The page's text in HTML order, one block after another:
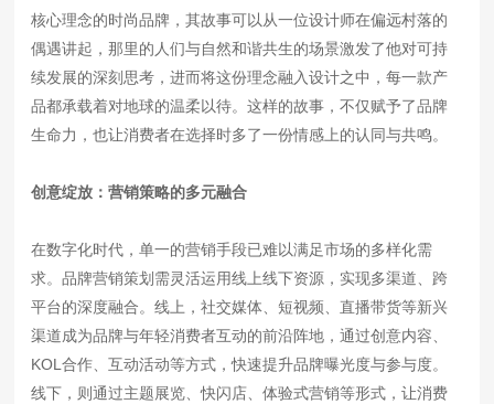
核心理念的时尚品牌，其故事可以从一位设计师在偏远村落的
偶遇讲起，那里的人们与自然和谐共生的场景激发了他对可持
续发展的深刻思考，进而将这份理念融入设计之中，每一款产
品都承载着对地球的温柔以待。这样的故事，不仅赋予了品牌
生命力，也让消费者在选择时多了一份情感上的认同与共鸣。
创意绽放：营销策略的多元融合
在数字化时代，单一的营销手段已难以满足市场的多样化需
求。品牌营销策划需灵活运用线上线下资源，实现多渠道、跨
平台的深度融合。线上，社交媒体、短视频、直播带货等新兴
渠道成为品牌与年轻消费者互动的前沿阵地，通过创意内容、
KOL合作、互动活动等方式，快速提升品牌曝光度与参与度。
线下，则通过主题展览、快闪店、体验式营销等形式，让消费